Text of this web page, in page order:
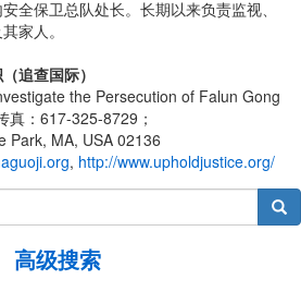
全保卫总队处长。长期以来负责监视、
家人。
追查国际）
the Persecution of Falun Gong
真：617-325-8729；
Park, MA, USA 02136
, http://www.upholdjustice.org/
搜索
高级搜索